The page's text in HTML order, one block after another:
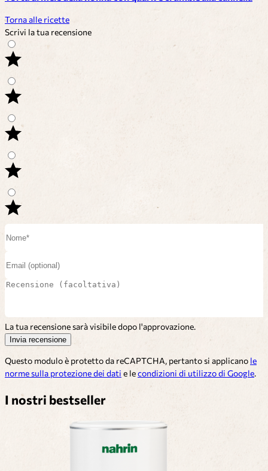
Torna alle ricette
Scrivi la tua recensione
La tua recensione sarà visibile dopo l'approvazione.
Invia recensione
Questo modulo è protetto da reCAPTCHA, pertanto si applicano le
norme sulla protezione dei dati e lecondizioni di utilizzo di Google.
I nostri bestseller